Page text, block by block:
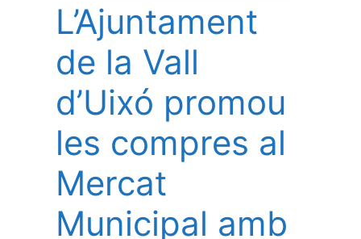
L’Ajuntament
de la Vall
d’Uixó promou
les compres al
Mercat
Municipal amb